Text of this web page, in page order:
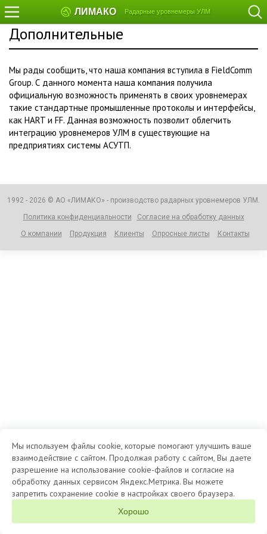
ЛИМАКО Радарные уровнемеры УЛМ
Дополнительные
Мы рады сообщить, что наша компания вступила в FieldComm
Group. С данного момента наша компания получила
официальную возможность применять в своих уровнемерах
такие стандартные промышленные протоколы и интерфейсы,
как HART и FF. Данная возможность позволит облегчить
интеграцию уровнемеров УЛМ в существующие на
предприятиях системы АСУТП.
1992 - 2026 © АО «ЛИМАКО» - производство радарных уровнемеров УЛМ.
Политика конфиденциальности
Согласие на обработку данных
О компании
Продукция Клиенты Опросные листы Контакты
Мы используем файлы cookie, которые помогают улучшить ваше
взаимодействие с сайтом. Продолжая работу с сайтом, Вы даете
разрешение на использование cookie-файлов и согласие на
обработку данных сервисом Яндекс.Метрика. Вы можете
запретить сохранение cookie в настройках своего браузера.
Хорошо